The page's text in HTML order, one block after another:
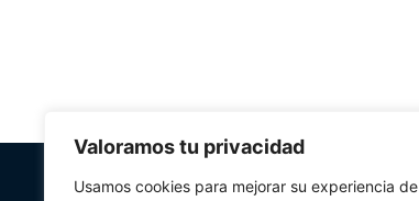
Valoramos tu privacidad
Usamos cookies para mejorar su experiencia de